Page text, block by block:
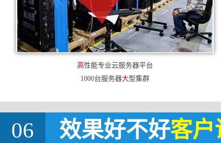
高性能专业云服务器平台
1000台服务器大型集群
06 效果好不好客户